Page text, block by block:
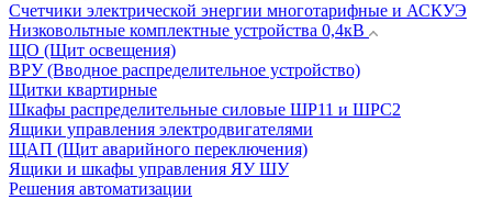
Счетчики электрической энергии многотарифные и АСКУЭ
Низковольтные комплектные устройства 0,4кВ
ЩО (Щит освещения)
ВРУ (Вводное распределительное устройство)
Щитки квартирные
Шкафы распределительные силовые ШР11 и ШРС2
Ящики управления электродвигателями
ЩАП (Щит аварийного переключения)
Ящики и шкафы управления ЯУ ШУ
Решения автоматизации